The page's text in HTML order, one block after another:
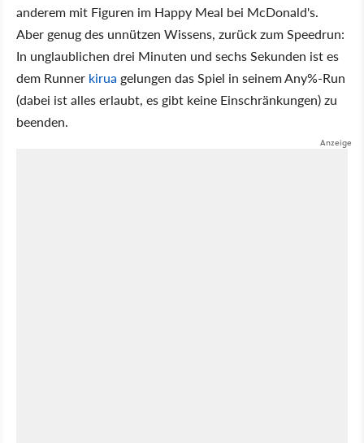
anderem mit Figuren im Happy Meal bei McDonald's.
Aber genug des unnützen Wissens, zurück zum Speedrun:
In unglaublichen drei Minuten und sechs Sekunden ist es
dem Runner kirua gelungen das Spiel in seinem Any%-Run
(dabei ist alles erlaubt, es gibt keine Einschränkungen) zu
beenden.